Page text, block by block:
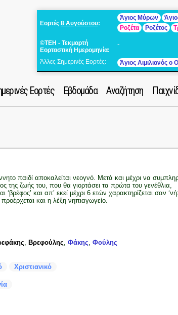
Εορτές 8 Αυγούστου:
Άγιος Μύρων
Ροζέτα
Ροζέτος
©ΤΕΗ - Τεκμαρτή
Εορταστική Ημερομηνία:
-
Άλλες Σημερινές Εορτές: Άγιος Αιμιλιανός ο
Εορτές Εβδομάδα Αναζήτηση
παιδί αποκαλείται νεογνό. Μετά και μέχρι να
της ζωής του, που θα γιορτάσει τα πρώτα του γενέθλια,
‘βρέφος’ και απ’ εκεί μέχρι 6 ετών χαρακτηρίζεται σαν
και η λέξη νηπιαγωγείο.
, Βρεφούλης, Φάκης, Φούλης
Χριστιανικό